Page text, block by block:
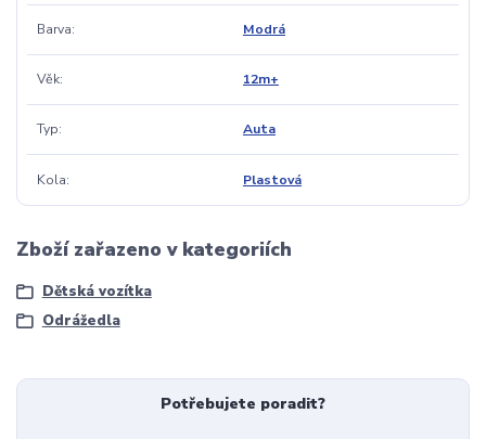
Barva Modrá
Věk 12m+
Typ Auta
Kola Plastová
Zboží zařazeno v kategoriích
Dětská vozítka
Odrážedla
Potřebujete poradit?